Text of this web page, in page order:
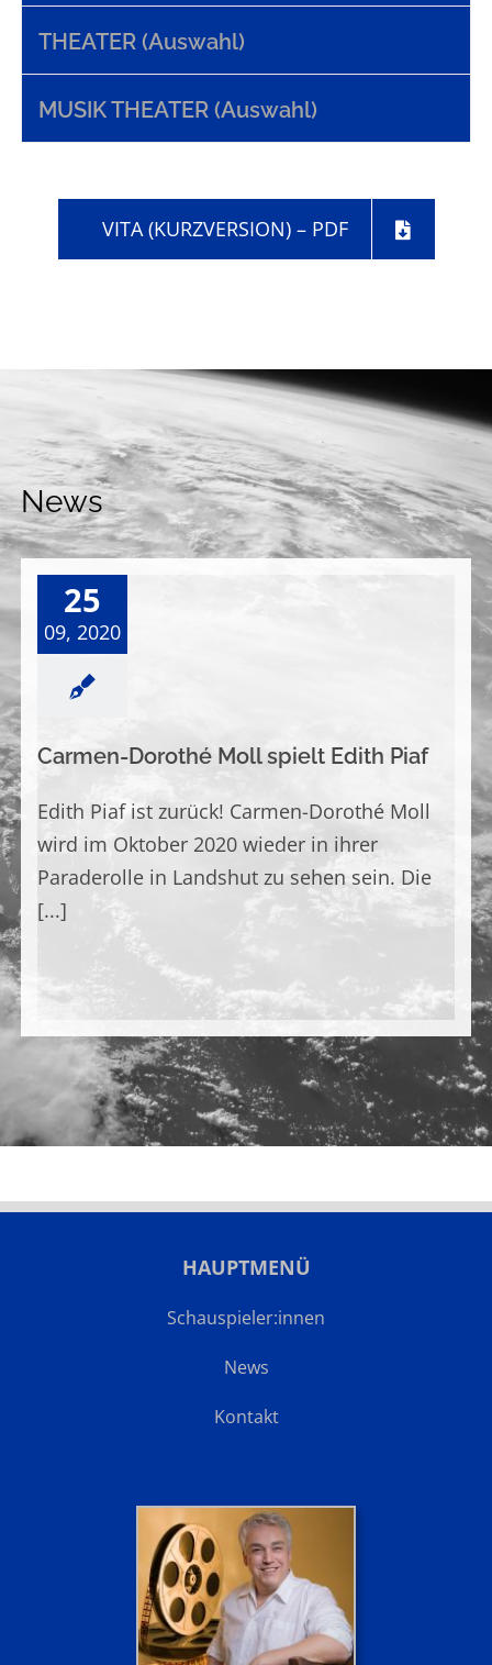
THEATER (Auswahl)
MUSIK THEATER (Auswahl)
VITA (KURZVERSION) – PDF
News
25
09, 2020
Carmen-Dorothé Moll spielt Edith Piaf
Edith Piaf ist zurück! Carmen-Dorothé Moll
wird im Oktober 2020 wieder in ihrer
Paraderolle in Landshut zu sehen sein. Die
[...]
HAUPTMENÜ
Schauspieler:innen
News
Kontakt